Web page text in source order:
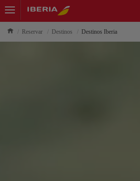
Reservar Destinos Destinos Iberia